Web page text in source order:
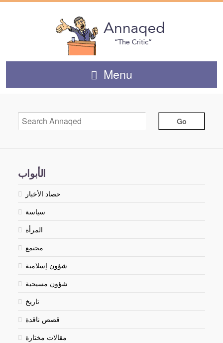
Menu
الأبواب
حصاد الأخبار
سياسة
المرأة
مجتمع
شؤون إسلامية
شؤون مسيحية
تاريخ
قصص ناقدة
مقالات مختارة